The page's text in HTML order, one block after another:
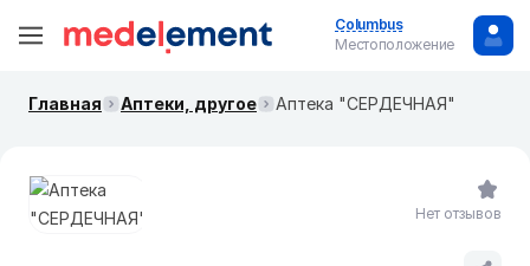
Columbus
Местоположение
Главная Аптеки, другое Аптека "СЕРДЕЧНАЯ"
Нет отзывов